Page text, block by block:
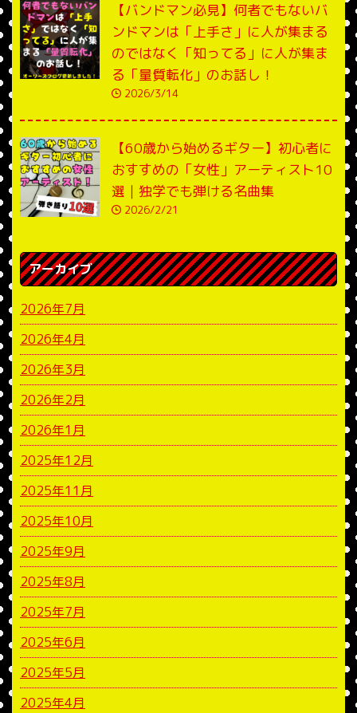
【バンドマン必見】何者でもないバ
ンドマンは「上手さ」に人が集まる
のではなく「知ってる」に人が集ま
る「量質転化」のお話し！
2026/3/14
【60歳から始めるギター】初心者に
おすすめの「女性」アーティスト10
選｜独学でも弾ける名曲集
2026/2/21
アーカイブ
2026年7月
2026年4月
2026年3月
2026年2月
2026年1月
2025年12月
2025年11月
2025年10月
2025年9月
2025年8月
2025年7月
2025年6月
2025年5月
2025年4月